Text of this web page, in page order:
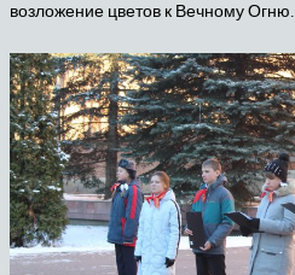
возложение цветов к Вечному Огню.